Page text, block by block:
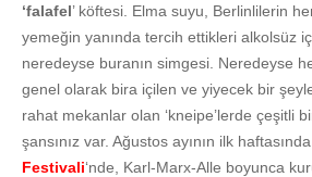
‘falafel’ köftesi. Elma suyu, Berlinlilerin
yemeğin yanında tercih ettikleri alkolsüz
neredeyse buranın simgesi. Neredeyse
genel olarak bira içilen ve yiyecek bir
rahat mekanlar olan ‘kneipe’lerde çeşitli
şansınız var. Ağustos ayının ilk
Festivali‘nde, Karl-Marx-Alle boyunca